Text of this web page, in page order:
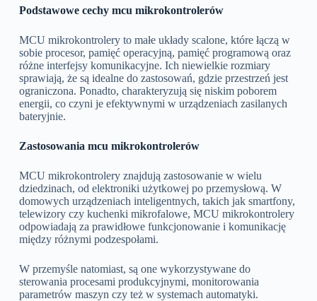
Podstawowe cechy mcu mikrokontrolerów
MCU mikrokontrolery to małe układy scalone, które łączą w
sobie procesor, pamięć operacyjną, pamięć programową oraz
różne interfejsy komunikacyjne. Ich niewielkie rozmiary
sprawiają, że są idealne do zastosowań, gdzie przestrzeń jest
ograniczona. Ponadto, charakteryzują się niskim poborem
energii, co czyni je efektywnymi w urządzeniach zasilanych
bateryjnie.
Zastosowania mcu mikrokontrolerów
MCU mikrokontrolery znajdują zastosowanie w wielu
dziedzinach, od elektroniki użytkowej po przemysłową. W
domowych urządzeniach inteligentnych, takich jak smartfony,
telewizory czy kuchenki mikrofalowe, MCU mikrokontrolery
odpowiadają za prawidłowe funkcjonowanie i komunikację
między różnymi podzespołami.
W przemyśle natomiast, są one wykorzystywane do
sterowania procesami produkcyjnymi, monitorowania
parametrów maszyn czy też w systemach automatyki.